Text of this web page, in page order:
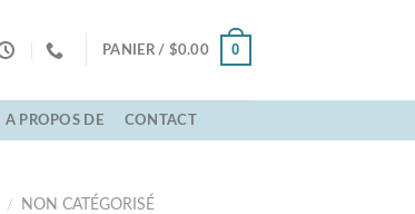
PANIER / $0.00 0
A PROPOS DE CONTACT
/ NON CATÉGORISÉ